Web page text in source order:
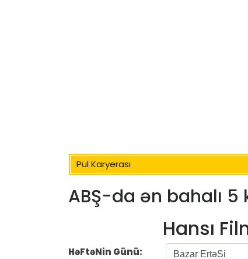
Pul Karyerası
ABŞ-da ən bahalı 5
Hansı
HəFtəNin Günü: